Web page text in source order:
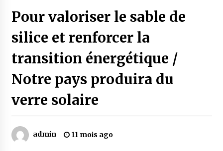
Magie de sorcier
4 ans ago
Oum el Gaïla / L’ogresse du M’zab
4 ans ago
Mythes et croyances / L’hospitalité des
Pour valoriser le sable de
silice et renforcer la
transition énergétique /
Notre pays produira du
verre solaire
admin 11 mois ago